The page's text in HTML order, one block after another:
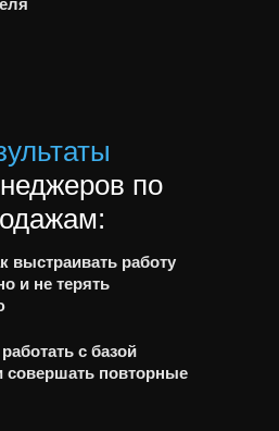
выстраивать работу
и не терять
по
с базой
совершать повторные